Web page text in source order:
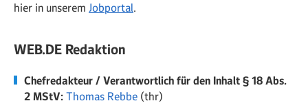
hier in unserem Jobportal.
WEB.DE Redaktion
Chefredakteur / Verantwortlich für den Inhalt § 18 Abs.
2 MStV: Thomas Rebbe (thr)